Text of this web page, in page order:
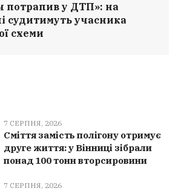
потрапив у ДТП»: на
судитимуть учасника
схеми
7 СЕРПНЯ, 2026
Сміття замість полігону отримує
друге життя: у Вінниці зібрали
понад 100 тонн вторсировини
7 СЕРПНЯ, 2026